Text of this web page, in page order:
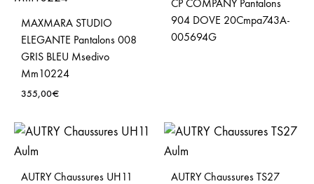
MAXMARA STUDIO
ELEGANTE Pantalons 008
GRIS BLEU Msedivo
Mm10224
355,00€
CP COMPANY Pantalons
904 DOVE 20Cmpa743A-
005694G
AUTRY Chaussures UH11
AUTRY Chaussures TS27